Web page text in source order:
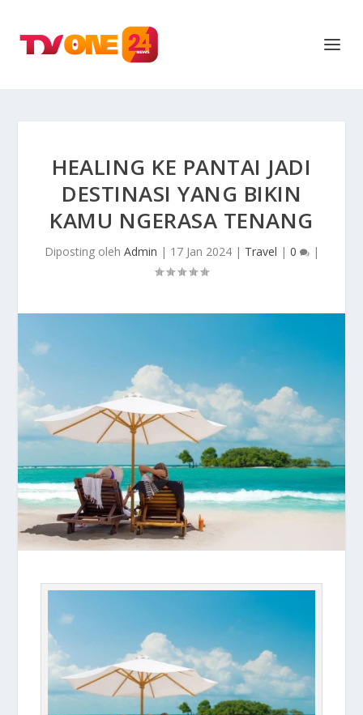
HEALING KE PANTAI JADI
DESTINASI YANG BIKIN
KAMU NGERASA TENANG
Diposting oleh Admin | 17 Jan 2024| Travel | 0 |